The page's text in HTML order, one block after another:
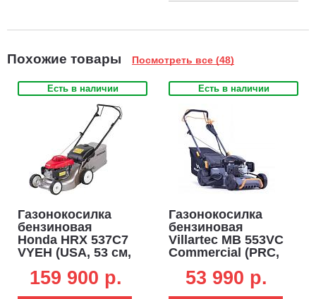
Похожие товары Посмотреть все (48)
Есть в наличии
Газонокосилка
бензиновая
Honda HRX 537C7
VYEH (USA, 53 см,
201 см3, Xenoy,
159 900 p.
Есть в наличии
Газонокосилка
бензиновая
Villartec MB 553VC
Commercial (PRC,
Ready Start 196
53 990 p.